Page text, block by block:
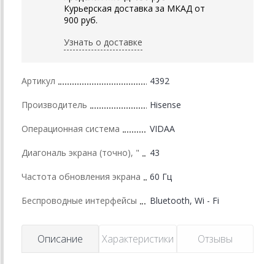
Курьерская доставка за МКАД от
900 руб.
Узнать о доставке
Артикул 4392
Производитель Hisense
Операционная система VIDAA
Диагональ экрана (точно), " 43
Частота обновления экрана 60 Гц
Беспроводные интерфейсы Bluetooth, Wi - Fi
Описание Характеристики Отзывы